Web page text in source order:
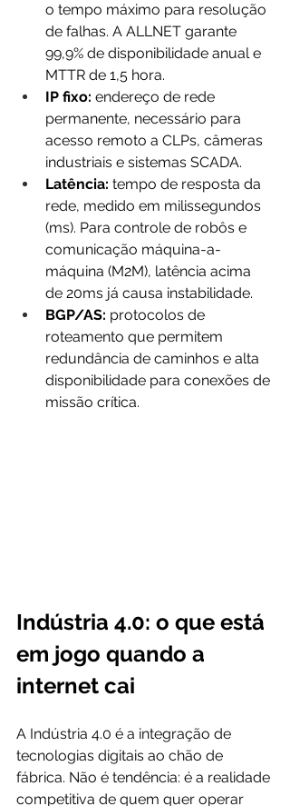
o tempo máximo para resolução
de falhas. A ALLNET garante
99,9% de disponibilidade anual e
MTTR de 1,5 hora.
IP fixo: endereço de rede
permanente, necessário para
acesso remoto a CLPs, câmeras
industriais e sistemas SCADA.
Latência: tempo de resposta da
rede, medido em milissegundos
(ms). Para controle de robôs e
comunicação máquina-a-
máquina (M2M), latência acima
de 20ms já causa instabilidade.
BGP/AS: protocolos de
roteamento que permitem
redundância de caminhos e alta
disponibilidade para conexões de
missão crítica.
Indústria 4.0: o que está
em jogo quando a
internet cai
A Indústria 4.0 é a integração de
tecnologias digitais ao chão de
fábrica. Não é tendência: é a realidade
competitiva de quem quer operar